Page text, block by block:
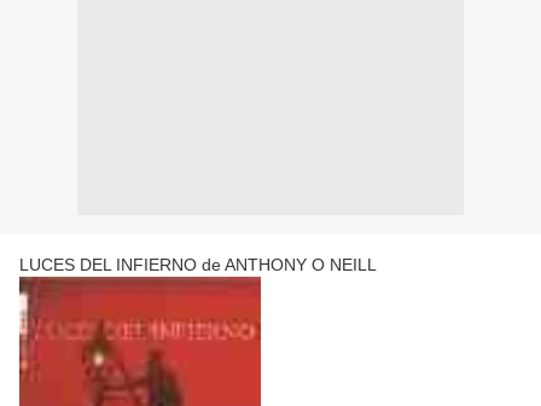
LUCES DEL INFIERNO de ANTHONY O NEILL